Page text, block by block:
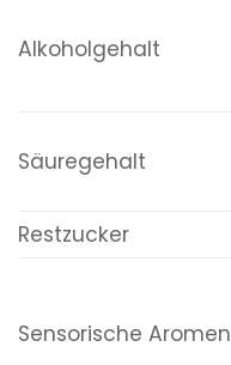
Alkoholgehalt
Säuregehalt
Restzucker
Sensorische Aromen